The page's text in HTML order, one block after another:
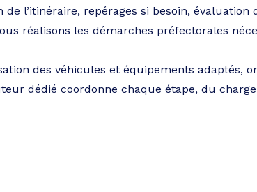
de l’itinéraire, repérages si besoin, évaluation
réalisons les démarches préfectorales
des véhicules et équipements adaptés,
dédié coordonne chaque étape, du